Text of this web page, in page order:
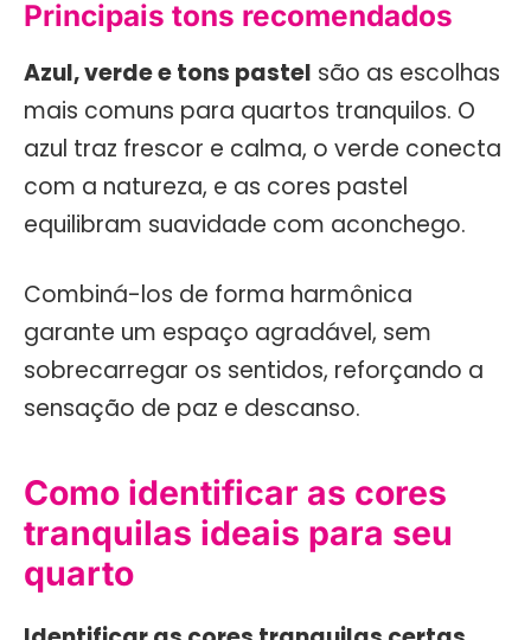
Principais tons recomendados
Azul, verde e tons pastel são as escolhas
mais comuns para quartos tranquilos. O
azul traz frescor e calma, o verde conecta
com a natureza, e as cores pastel
equilibram suavidade com aconchego.
Combiná-los de forma harmônica
garante um espaço agradável, sem
sobrecarregar os sentidos, reforçando a
sensação de paz e descanso.
Como identificar as cores
tranquilas ideais para seu
quarto